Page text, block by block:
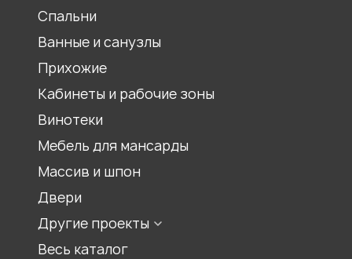
Шкаф под лестницей
Шкаф гармошка
Шкаф на балкон
Встроенный шкаф
Шкаф для спальни
Шкаф для гостиной
Спальни
Ванные и санузлы
Прихожие
Кабинеты и рабочие зоны
Винотеки
Мебель для мансарды
Массив и шпон
Двери
Другие проекты
Мебель для храмов
Весь каталог